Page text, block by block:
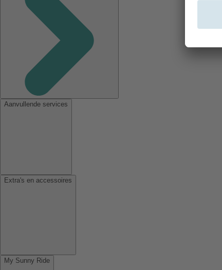
Aanvullende services
Extra's en accessoires
My Sunny Ride